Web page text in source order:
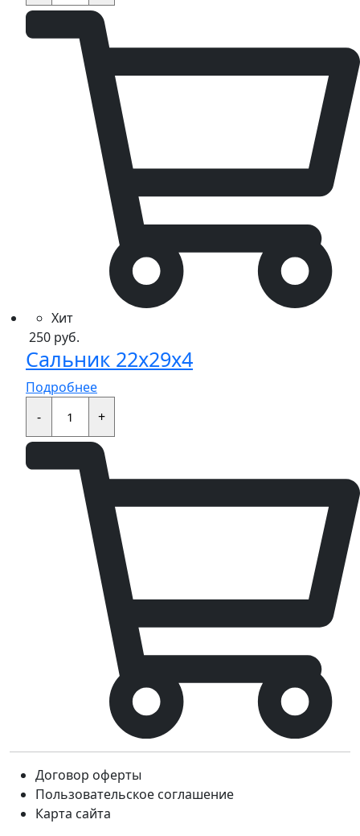
KT50,TS,MINI,TD,K,TT,EVO
quantity
Хит
250 руб.
Сальник 22x29x4
Подробнее
-
Сальник
22x29x4+
Договор оферты
Пользовательское соглашение
Карта сайта